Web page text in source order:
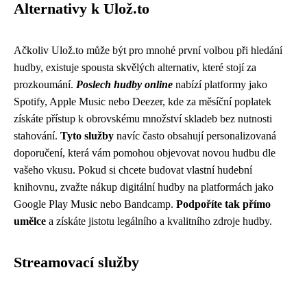
Alternativy k Ulož.to
Ačkoliv Ulož.to může být pro mnohé první volbou při hledání
hudby, existuje spousta skvělých alternativ, které stojí za
prozkoumání. Poslech hudby online nabízí platformy jako
Spotify, Apple Music nebo Deezer, kde za měsíční poplatek
získáte přístup k obrovskému množství skladeb bez nutnosti
stahování. Tyto služby navíc často obsahují personalizovaná
doporučení, která vám pomohou objevovat novou hudbu dle
vašeho vkusu. Pokud si chcete budovat vlastní hudební
knihovnu, zvažte nákup digitální hudby na platformách jako
Google Play Music nebo Bandcamp. Podpoříte tak přímo
umělce a získáte jistotu legálního a kvalitního zdroje hudby.
Streamovací služby